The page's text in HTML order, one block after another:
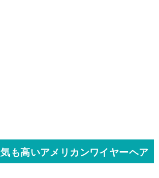
も高いアメリカンワイヤーヘア